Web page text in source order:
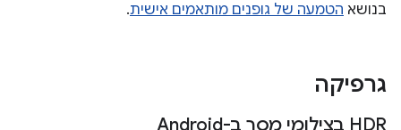
בנושא הטמעה של גופנים מותאמים אישית.
גרפיקה
HDR בצילומי מסך ב-Android